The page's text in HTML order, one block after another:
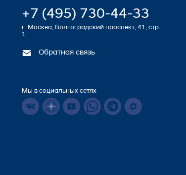
+7 (495) 730-44-33
г. Москва, Волгоградский проспект, 41, стр.
1
Обратная связь
Мы в социальных сетях